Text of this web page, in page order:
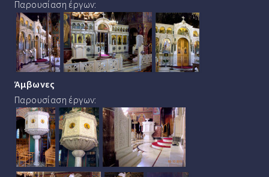
Παρουσίαση έργων:
Άμβωνες
Παρουσίαση έργων: